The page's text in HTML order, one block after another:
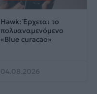
Hawk: Έρχεται το
πολυαναμενόμενο
«Blue curacao»
04.08.2026